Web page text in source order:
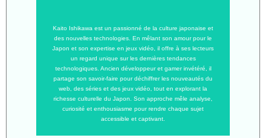
Kaito Ishikawa est un passionné de la culture japonaise et
des nouvelles technologies. En mêlant son amour pour le
Japon et son expertise en jeux vidéo, il offre à ses lecteurs
un regard unique sur les dernières tendances
technologiques. Ancien développeur et gamer invétéré, il
partage son savoir-faire pour déchiffrer les nouveautés du
web, des séries et des jeux vidéo, tout en explorant la
richesse culturelle du Japon. Son approche mêle analyse,
curiosité et enthousiasme pour rendre chaque sujet
accessible et captivant.